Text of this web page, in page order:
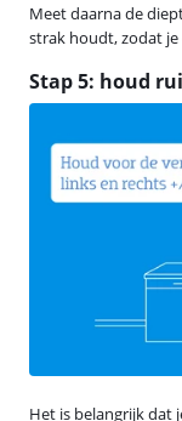
Meet daarna de
strak houdt, zodat
Stap 5: houd
Het is belangrijk